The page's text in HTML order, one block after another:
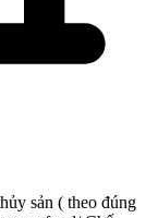
sản ( theo đúng